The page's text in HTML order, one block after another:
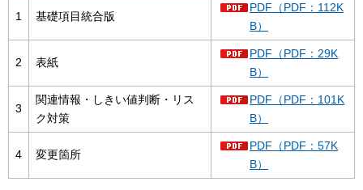
1 基礎項目統合版
PDF（PDF：112K
B）
2 表紙
PDF（PDF：29K
B）
3
関連情報・しきい値判断・リス
ク対策
PDF（PDF：101K
B）
4 変更箇所
PDF（PDF：57K
B）